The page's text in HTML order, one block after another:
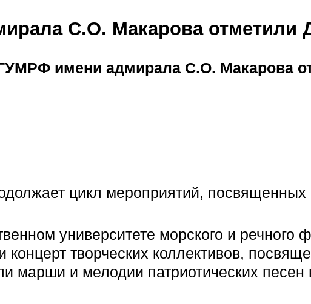
С.О. Макарова отметили
имени адмирала С.О. Макарова
цикл мероприятий,
университете морского и
концерт творческих коллективов,
марши и мелодии патриотических